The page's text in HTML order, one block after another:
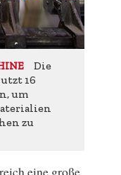
Die
16
um
zu